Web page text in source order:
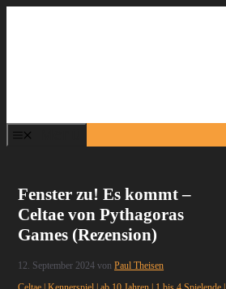
Fenster zu! Es kommt –
Celtae von Pythagoras
Games (Rezension)
12. September 2024 vonPaul Theisen